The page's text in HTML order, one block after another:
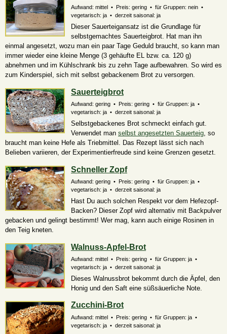
Aufwand: mittel • Preis: gering • für Gruppen: nein •
vegetarisch: ja • derzeit saisonal: ja
Dieser Sauerteigansatz ist die Grundlage für
selbstgemachtes Sauerteigbrot. Hat man ihn
einmal angesetzt, wozu man ein paar Tage Geduld braucht, so kann man
immer wieder eine kleine Menge (3 gehäufte EL bzw. ca. 120 g)
abnehmen und im Kühlschrank bis zu zehn Tage aufbewahren. So wird es
zum Kinderspiel, sich mit selbst gebackenem Brot zu versorgen.
Sauerteigbrot
Aufwand: gering • Preis: gering • für Gruppen: ja •
vegetarisch: ja • derzeit saisonal: ja
Selbstgebackenes Brot schmeckt einfach gut.
Verwendet man selbst angesetzten Sauerteig, so
braucht man keine Hefe als Triebmittel. Das Rezept lässt sich nach
Belieben variieren, der Experimentierfreude sind keine Grenzen gesetzt.
Schneller Zopf
Aufwand: gering • Preis: gering • für Gruppen: ja •
vegetarisch: ja • derzeit saisonal: ja
Hast Du auch solchen Respekt vor dem Hefezopf-
Backen? Dieser Zopf wird alternativ mit Backpulver
gebacken und gelingt bestimmt! Wer mag, kann auch einige Rosinen in
den Teig kneten.
Walnuss-Apfel-Brot
Aufwand: mittel • Preis: gering • für Gruppen: ja •
vegetarisch: ja • derzeit saisonal: ja
Dieses Walnussbrot bekommt durch die Äpfel, den
Honig und den Saft eine süßsäuerliche Note.
Zucchini-Brot
Aufwand: mittel • Preis: gering • für Gruppen: ja •
vegetarisch: ja • derzeit saisonal: ja